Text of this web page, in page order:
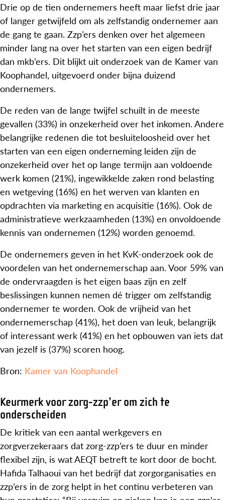
Drie op de tien ondernemers heeft maar liefst drie jaar
of langer getwijfeld om als zelfstandig ondernemer aan
de gang te gaan. Zzp’ers denken over het algemeen
minder lang na over het starten van een eigen bedrijf
dan mkb’ers. Dit blijkt uit onderzoek van de Kamer van
Koophandel, uitgevoerd onder bijna duizend
ondernemers.
De reden van de lange twijfel schuilt in de meeste
gevallen (33%) in onzekerheid over het inkomen. Andere
belangrijke redenen die tot besluiteloosheid over het
starten van een eigen onderneming leiden zijn de
onzekerheid over het op lange termijn aan voldoende
werk komen (21%), ingewikkelde zaken rond belasting
en wetgeving (16%) en het werven van klanten en
opdrachten via marketing en acquisitie (16%). Ook de
administratieve werkzaamheden (13%) en onvoldoende
kennis van ondernemen (12%) worden genoemd.
De ondernemers geven in het KvK-onderzoek ook de
voordelen van het ondernemerschap aan. Voor 59% van
de ondervraagden is het eigen baas zijn en zelf
beslissingen kunnen nemen dé trigger om zelfstandig
ondernemer te worden. Ook de vrijheid van het
ondernemerschap (41%), het doen van leuk, belangrijk
of interessant werk (41%) en het opbouwen van iets dat
van jezelf is (37%) scoren hoog.
Bron: Kamer van Koophandel
Keurmerk voor zorg-zzp’er om zich te
onderscheiden
De kritiek van een aantal werkgevers en
zorgverzekeraars dat zorg-zzp’ers te duur en minder
flexibel zijn, is wat AEQT betreft te kort door de bocht.
Hafida Talhaoui van het bedrijf dat zorgorganisaties en
zzp’ers in de zorg helpt in het continu verbeteren van